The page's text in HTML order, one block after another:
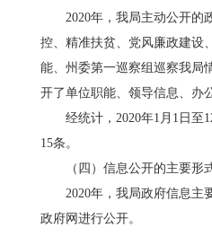
2020年，我局主动公开的
控、精准扶贫、党风廉政建设
能、州委第一巡察组巡察我局
开了单位职能、领导信息、办
经统计， 2020年1 月 1日至
15条。
（ 四 ） 信息公开的主要形
2020年，我局政府信息主
政府网进行公开。